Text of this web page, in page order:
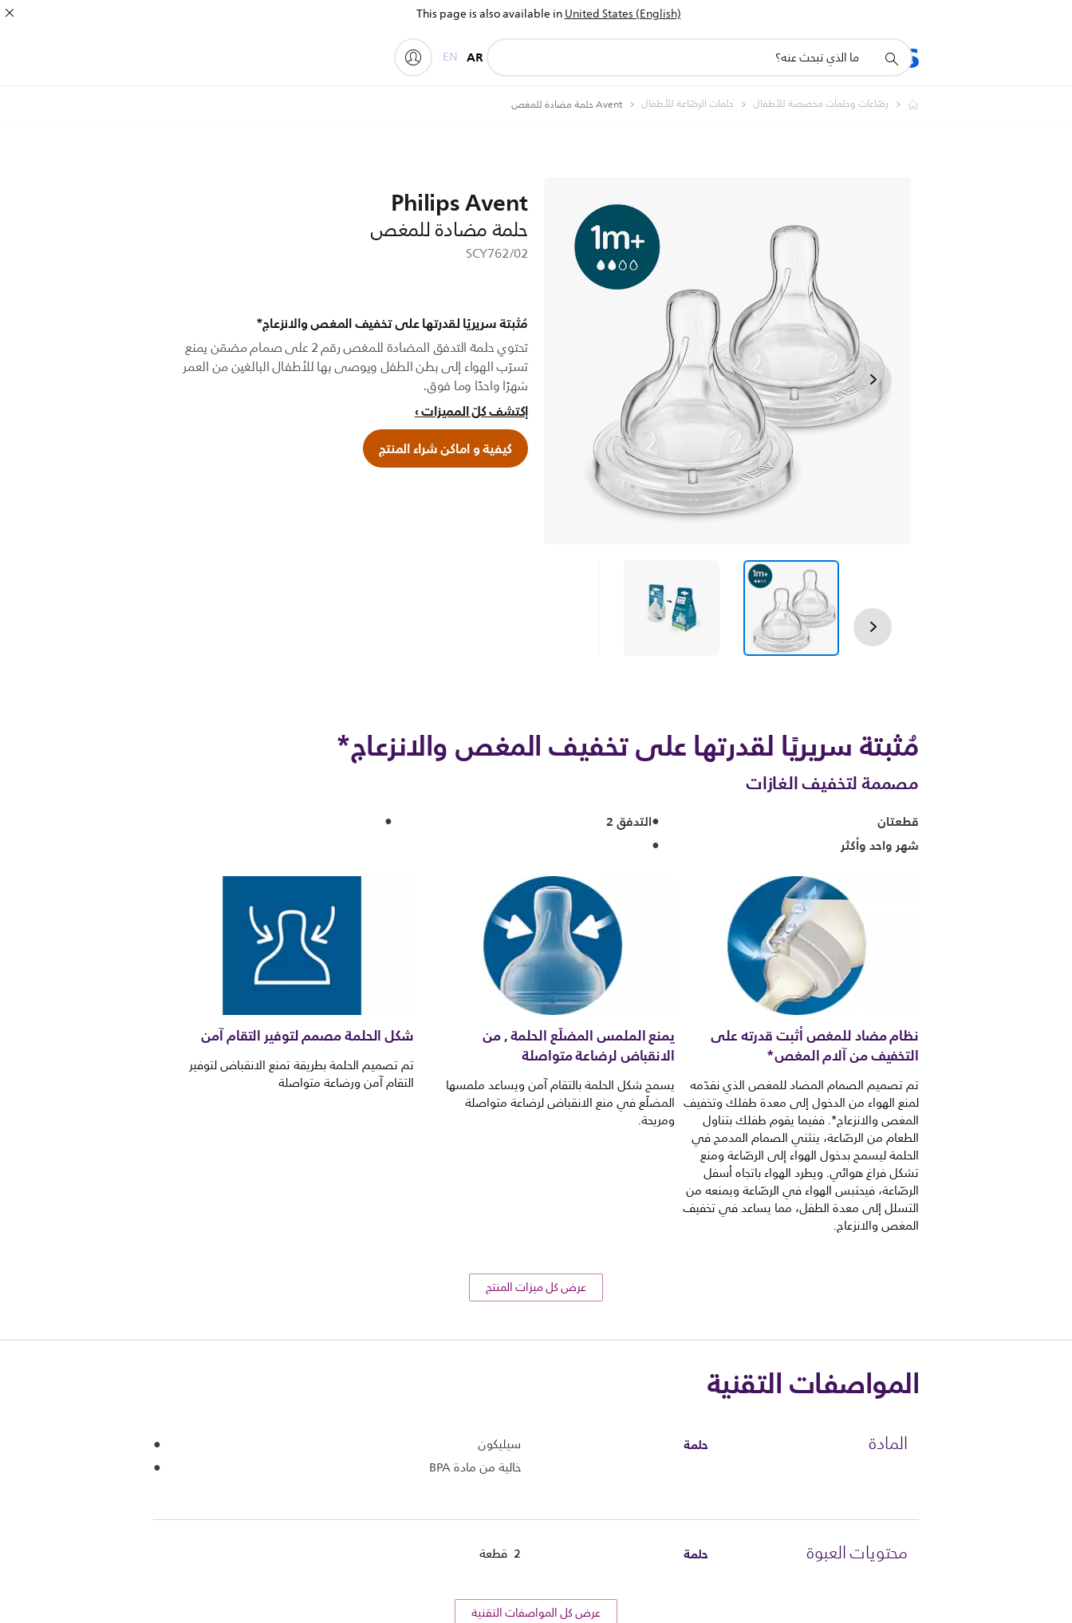
This page is also available inUnited States (English)
المنتجات
أيقونة
دعم
AR
EN
رضّاعات وحلمات مخصصة للأطفال حلمات الرضّاعة للأطفال Avent حلمة مضادة للمغص
Philips Avent
حلمة مضادة للمغص
SCY762/02
مُثبتة سريريًا لقدرتها على تخفيف المغص والانزعاج*
تحتوي حلمة التدفق المضادة للمغص رقم 2 على صمام مضمّن يمنع
تسرّب الهواء إلى بطن الطفل ويوصى بها للأطفال البالغين من العمر
شهرًا واحدًا وما فوق.
إكتشف كلّ المميزات
كيفية و اماكن شراء المنتج
مُثبتة سريريًا لقدرتها على تخفيف المغص والانزعاج*
مصممة لتخفيف الغازات
قطعتان
التدفق 2
شهر واحد وأكثر
نظام مضاد للمغص أثبت قدرته على
التخفيف من آلام المغص*
تم تصميم الصمام المضاد للمغص الذي نقدّمه
لمنع الهواء من الدخول إلى معدة طفلك وتخفيف
المغص والانزعاج*. ففيما يقوم طفلك بتناول
الطعام من الرضّاعة، ينثني الصمام المدمج في
الحلمة ليسمح بدخول الهواء إلى الرضّاعة ومنع
تشكل فراغ هوائي. ويطرد الهواء باتجاه أسفل
الرضّاعة، فيحتبس الهواء في الرضّاعة ويمنعه من
التسلل إلى معدة الطفل، مما يساعد في تخفيف
المغص والانزعاج.
يمنع الملمس المضلّع الحلمة , من
الانقباض لرضاعة متواصلة
يسمح شكل الحلمة بالتقام آمن ويساعد ملمسها
المضلّع في منع الانقباض لرضاعة متواصلة
ومريحة.
شكل الحلمة مصمم لتوفير التقام آمن
تم تصميم الحلمة بطريقة تمنع الانقباض لتوفير
التقام آمن ورضاعة متواصلة
عرض كل ميزات المنتج
المواصفات التقنية
المادة حلمة
سيليكون
خالية من مادة BPA
محتويات العبوة حلمة 2 قطعة
عرض كل المواصفات التقنية